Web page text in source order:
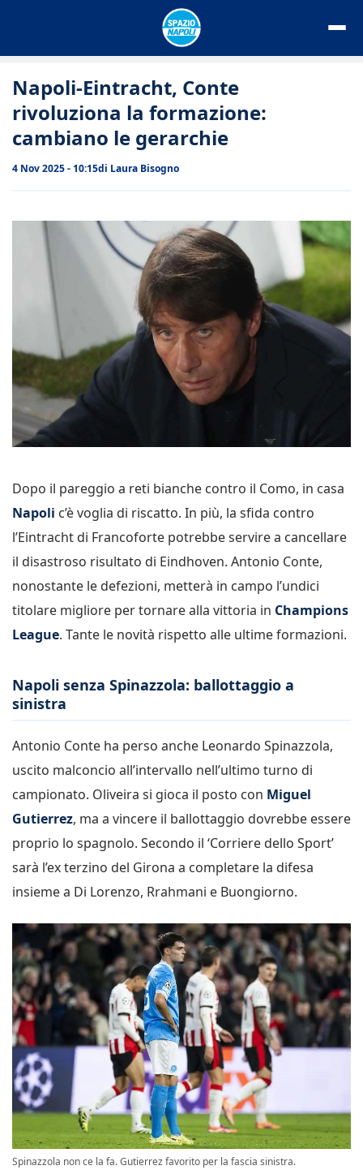
Napoli-Eintracht, Conte
rivoluziona la formazione:
cambiano le gerarchie
4 Nov 2025 - 10:15di Laura Bisogno
Dopo il pareggio a reti bianche contro il Como, in casa
Napoli c’è voglia di riscatto. In più, la sfida contro
l’Eintracht di Francoforte potrebbe servire a cancellare
il disastroso risultato di Eindhoven. Antonio Conte,
nonostante le defezioni, metterà in campo l’undici
titolare migliore per tornare alla vittoria in Champions
League. Tante le novità rispetto alle ultime formazioni.
Napoli senza Spinazzola: ballottaggio a
sinistra
Antonio Conte ha perso anche Leonardo Spinazzola,
uscito malconcio all’intervallo nell’ultimo turno di
campionato. Oliveira si gioca il posto con Miguel
Gutierrez, ma a vincere il ballottaggio dovrebbe essere
proprio lo spagnolo. Secondo il ‘Corriere dello Sport’
sarà l’ex terzino del Girona a completare la difesa
insieme a Di Lorenzo, Rrahmani e Buongiorno.
Spinazzola non ce la fa. Gutierrez favorito per la fascia sinistra.